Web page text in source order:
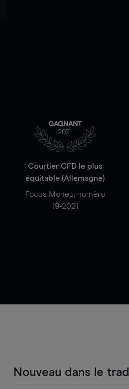
GAGNANT
2021
Courtier CFD le plus
équitable (Allemagne)
Focus Money, numéro
19-2021
Nouveau dans le